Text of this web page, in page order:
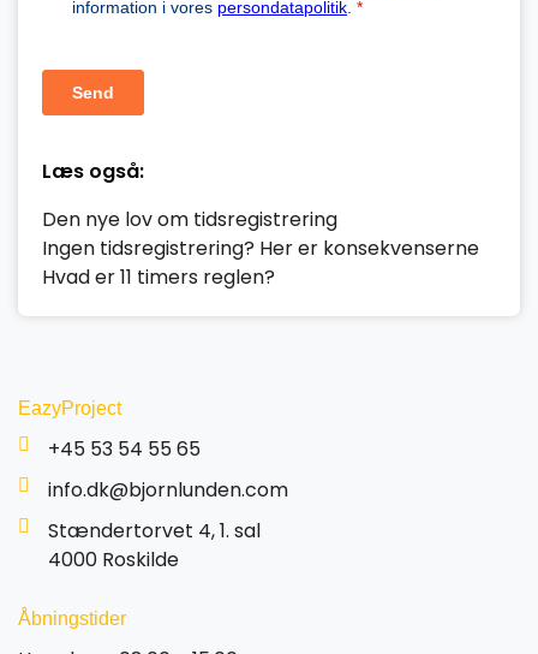
Læs også:
Den nye lov om tidsregistrering
Ingen tidsregistrering? Her er konsekvenserne
Hvad er 11 timers reglen?
EazyProject
+45 53 54 55 65
info.dk@bjornlunden.com
Stændertorvet 4, 1. sal
4000 Roskilde
Åbningstider